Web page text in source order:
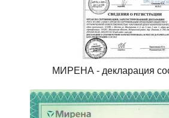
МИРЕНА - декларация